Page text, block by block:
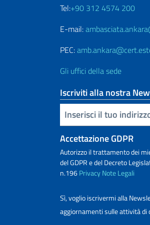
Tel:+90 312 4574 200
E-mail:
PEC:
Gli uffici della sede
Iscriviti alla nostra
Inserisci la tua email
Accettazione GDPR
Autorizzo il trattamento dei
del GDPR e del Decreto
n.196PrivacyNote Legali
Sì, voglio iscrivermi alla
aggiornamenti sulle attività di